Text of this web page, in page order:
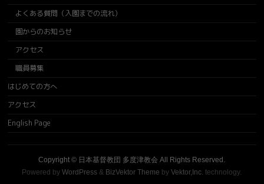
よくある質問（入園までの流れ）
園からのお知らせ
アクセス
職員募集
はじめての方へ
アクセス
English Page
Copyright © 日本基督教団 多度津教会 All Rights Reserved.
Powered byWordPress & BizVektor Theme byVektor,Inc. technology.